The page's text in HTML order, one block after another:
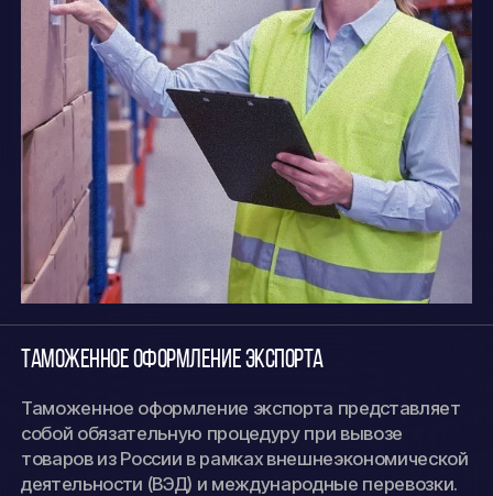
Таможенное оформление экспорта
Таможенное оформление экспорта представляет
собой обязательную процедуру при вывозе
товаров из России в рамках внешнеэкономической
деятельности (ВЭД) и международные перевозки.